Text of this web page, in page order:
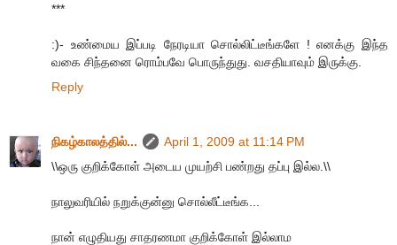
***
:)- உண்மைய இப்படி நேரடியா சொல்லிட்டீங்களே ! எனக்கு இந்த
வகை சிந்தனை ரொம்பவே பொருந்துது. வசதியாவும் இருக்கு.
Reply
நிகழ்காலத்தில்...
April 1, 2009 at 11:14 PM
\\ஒரு குறிக்கோள் அடைய முயற்சி பண்றது தப்பு இல்ல.\\
நாலுவரியில் நறுக்குன்னு சொல்லீட்டீங்க...
நான் எழுதியது சாதரணமா குறிக்கோள் இல்லாம